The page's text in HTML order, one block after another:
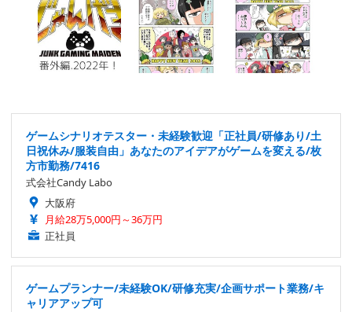
ゲームシナリオテスター・未経験歓迎「正社員/研修あり/土
日祝休み/服装自由」あなたのアイデアがゲームを変える/枚
方市勤務/7416
式会社Candy Labo
大阪府
月給28万5,000円～36万円
正社員
ゲームプランナー/未経験OK/研修充実/企画サポート業務/キ
ャリアアップ可